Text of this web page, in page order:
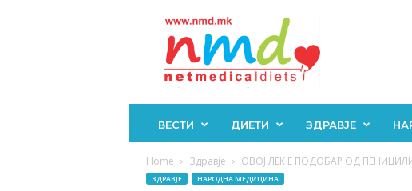
ВЕСТИ ДИЕТИ ЗДРАВЈЕ
Home Здравје ОВОЈ ЛЕК Е ПОДОБАР ОД
ЗДРАВЈЕ НАРОДНА МЕДИЦИНА